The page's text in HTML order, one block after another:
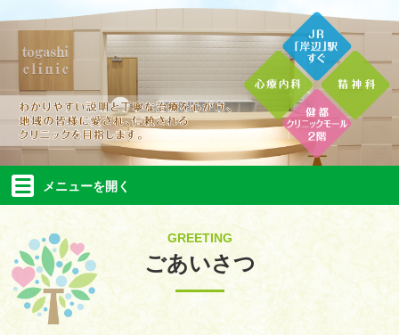
メニューを開く
GREETING
ごあいさつ